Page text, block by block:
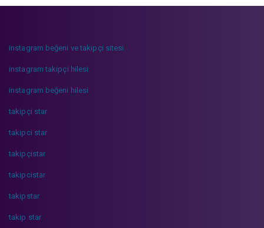
instagram beğeni ve takipçi sitesi
instagram takipçi hilesi
instagram beğeni hilesi
takipçi star
takipci star
takipçistar
takipcistar
takipstar
takip star